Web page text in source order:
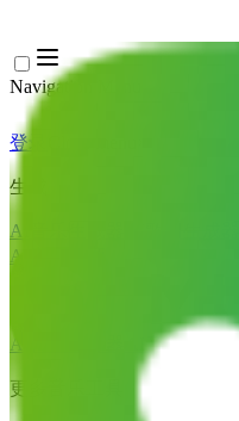
Navigation Menu
登录
生成
AI音乐生成器
AI音乐视频
AI人声去除器 AI音轨分离
更多音乐工具